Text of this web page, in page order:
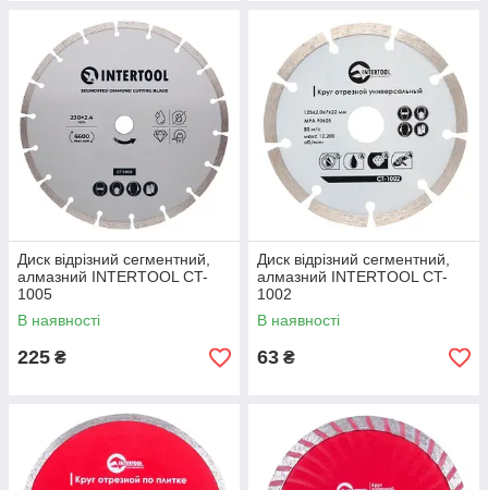
Диск відрізний сегментний,
алмазний INTERTOOL CT-
1005
В наявності
225 ₴
Диск відрізний сегментний,
алмазний INTERTOOL CT-
1002
В наявності
63 ₴